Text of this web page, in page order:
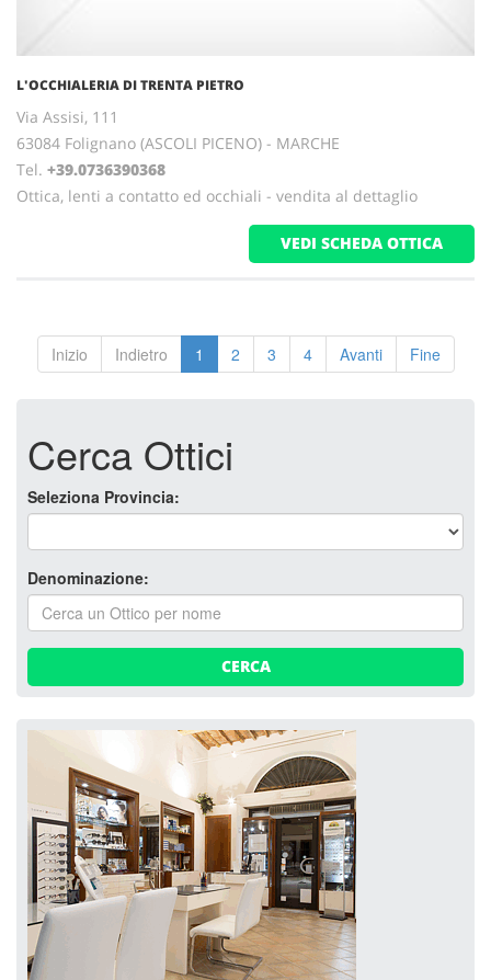
L'OCCHIALERIA DI TRENTA PIETRO
Via Assisi, 111
63084 Folignano (ASCOLI PICENO) - MARCHE
Tel. +39.0736390368
Ottica, lenti a contatto ed occhiali - vendita al dettaglio
VEDI SCHEDA OTTICA
Inizio Indietro 1 2 3 4 Avanti Fine
Cerca Ottici
Seleziona Provincia:
Denominazione:
CERCA